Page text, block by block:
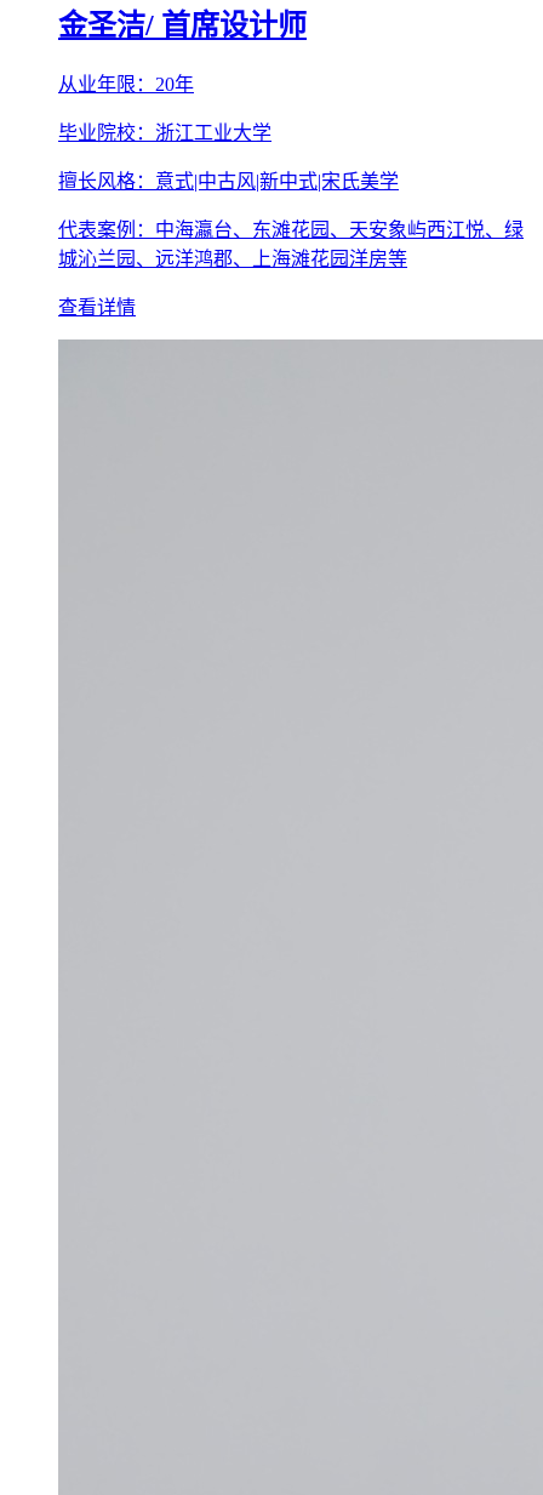
金圣洁/ 首席设计师
从业年限：20年
毕业院校：浙江工业大学
擅长风格：意式|中古风|新中式|宋氏美学
代表案例：中海瀛台、东滩花园、天安象屿西江悦、绿
城沁兰园、远洋鸿郡、上海滩花园洋房等
查看详情